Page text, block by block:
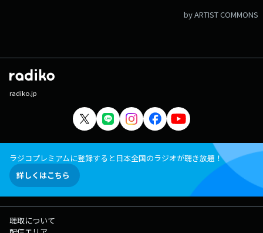
by ARTIST COMMONS
radiko.jp
ラジコプレミアムに登録すると日本全国のラジオが聴き放題！
詳しくはこちら
聴取について